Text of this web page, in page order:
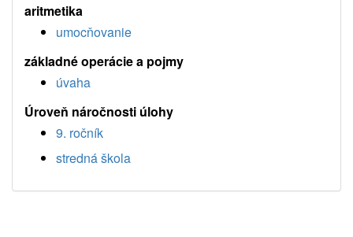
aritmetika
umocňovanie
základné operácie a pojmy
úvaha
Úroveň náročnosti úlohy
9. ročník
stredná škola